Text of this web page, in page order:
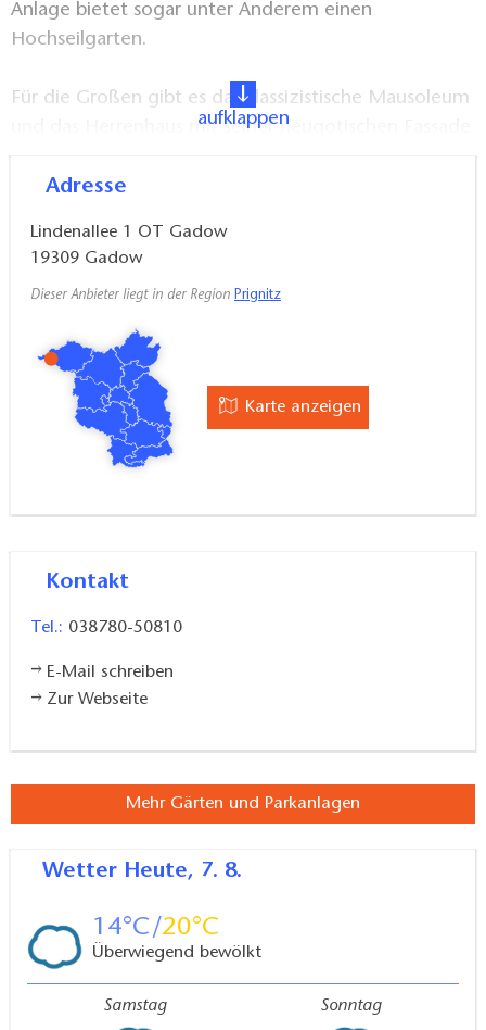
Anlage bietet sogar unter Anderem einen
Hochseilgarten.
Für die Großen gibt es das klassizistische Mausoleum
und das Herrenhaus mit seiner neugotischen Fassade
aufklappen
Adresse
Lindenallee 1 OT Gadow
19309 Gadow
Dieser Anbieter liegt in der Region Prignitz
Karte anzeigen
Kontakt
Tel.: 038780-50810
E-Mail schreiben
Zur Webseite
Mehr Gärten und Parkanlagen
Wetter Heute, 7. 8.
14 20
Überwiegend bewölkt
Samstag Sonntag